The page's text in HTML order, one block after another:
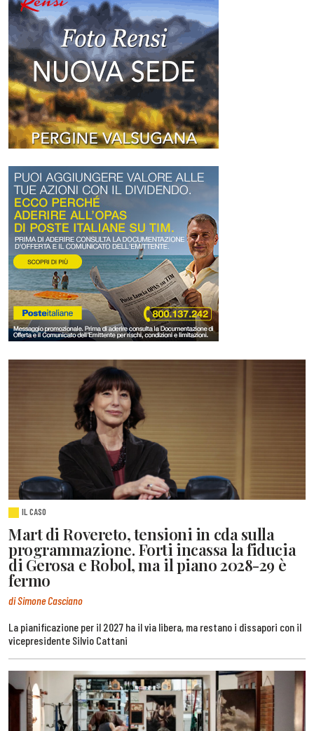
IL CASO
Mart di Rovereto, tensioni in cda sulla
programmazione. Forti incassa la fiducia
di Gerosa e Robol, ma il piano 2028-29 è
fermo
di Simone Casciano
La pianificazione per il 2027 ha il via libera, ma restano i dissapori con il
vicepresidente Silvio Cattani